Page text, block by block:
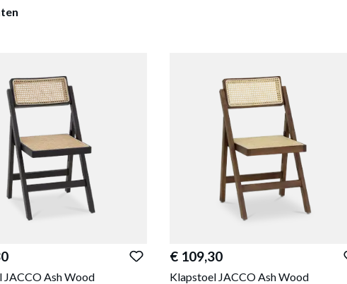
JACCO Ash Wood
€ 109,30
Klapstoel JACCO Ash Wood